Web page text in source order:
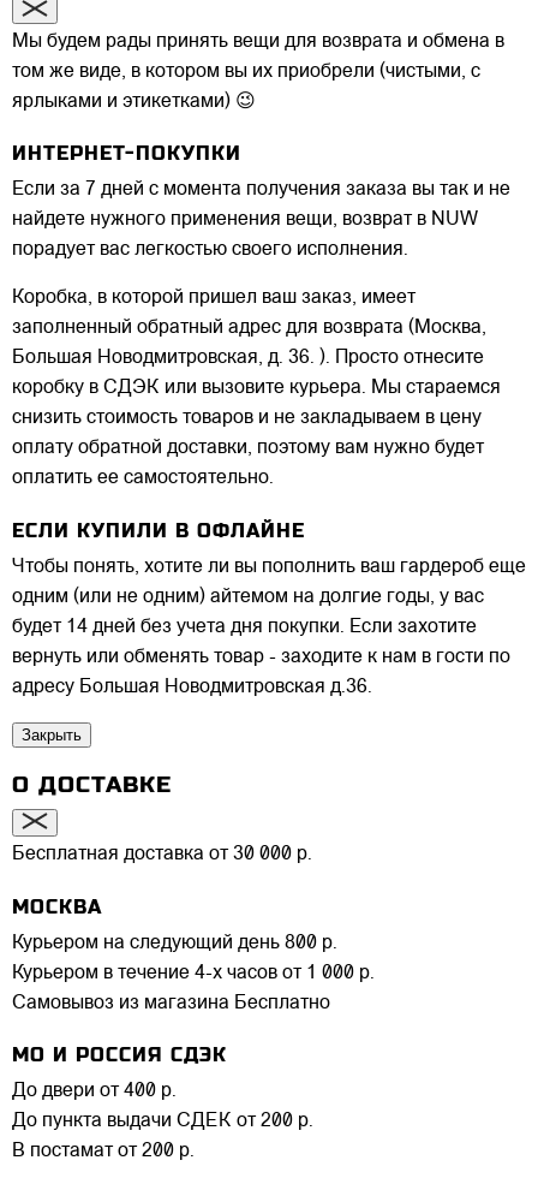
Мы будем рады принять вещи для возврата и обмена в
том же виде, в котором вы их приобрели (чистыми, с
ярлыками и этикетками) 😉
ИНТЕРНЕТ-ПОКУПКИ
Если за 7 дней с момента получения заказа вы так и не
найдете нужного применения вещи, возврат в NUW
порадует вас легкостью своего исполнения.
Коробка, в которой пришел ваш заказ, имеет
заполненный обратный адрес для возврата (Москва,
Большая Новодмитровская, д. 36. ). Просто отнесите
коробку в СДЭК или вызовите курьера. Мы стараемся
снизить стоимость товаров и не закладываем в цену
оплату обратной доставки, поэтому вам нужно будет
оплатить ее самостоятельно.
ЕСЛИ КУПИЛИ В ОФЛАЙНЕ
Чтобы понять, хотите ли вы пополнить ваш гардероб еще
одним (или не одним) айтемом на долгие годы, у вас
будет 14 дней без учета дня покупки. Если захотите
вернуть или обменять товар - заходите к нам в гости по
адресу Большая Новодмитровская д.36.
Закрыть
О ДОСТАВКЕ
Бесплатная доставка от 30 000 р.
МОСКВА
Курьером на следующий день 800 р.
Курьером в течение 4-х часов от 1 000 р.
Самовывоз из магазина Бесплатно
МО И РОССИЯ СДЭК
До двери от 400 р.
До пункта выдачи СДЕК от 200 р.
В постамат от 200 р.